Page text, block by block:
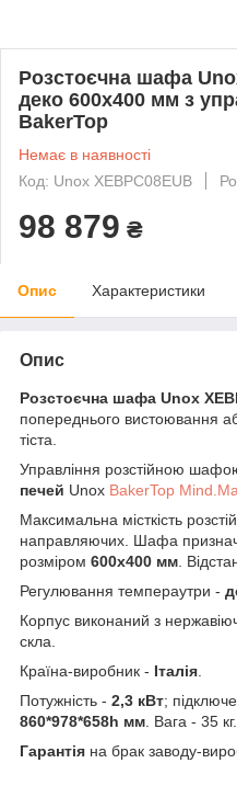
Розстоєчна шафа
деко 600х400 мм з
BakerTop
Немає в наявності
Код: Unox XEBPC08EUB
98 879 ₴
Опис Характеристики
Опис
Розстоєчна шафа Unox
попереднього вистоювання
тіста.
Управління розстійною
печей Unox BakerTop
Максимальна місткість
направляючих. Шафа
розміром 600х400 мм .
Регулювання темпераутри -
Корпус виконаний з
скла.
Країна-виробник - Італія
Потужність - 2,3 кВт;
860*978*658h мм . Вага - 35 кг.
Гарантія на брак заводу-